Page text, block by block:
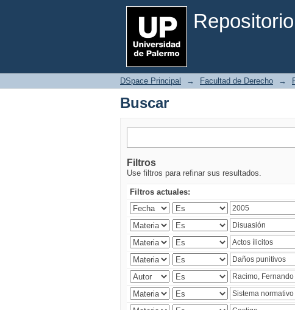
Buscar
DSpace Principal → Facultad de Derecho →
Buscar
Filtros
Use filtros para refinar sus resultados.
Filtros actuales: